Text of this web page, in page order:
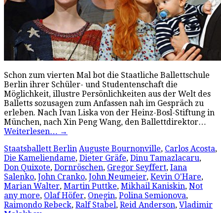
Schon zum vierten Mal bot die Staatliche Ballettschule
Berlin ihrer Schüler- und Studentenschaft die
Möglichkeit, illustre Persönlichkeiten aus der Welt des
Balletts sozusagen zum Anfassen nah im Gespräch zu
erleben. Nach Ivan Liska von der Heinz-Bosl-Stiftung in
München, nach Xin Peng Wang, den Ballettdirektor…
Weiterlesen… →
Staatsballett Berlin Auguste Bournonville, Carlos Acosta,
Die Kameliendame, Dieter Gräfe, Dinu Tamazlacaru,
Don Quixote, Dornröschen, Gregor Seyffert, Iana
Salenko, John Cranko, John Neumeier, Kevin O'Hare,
Marian Walter, Martin Puttke, Mikhail Kaniskin, Not
any more, Olaf Höfer, Onegin, Polina Semionova,
Raimondo Rebeck, Ralf Stabel, Reid Anderson, Vladimir